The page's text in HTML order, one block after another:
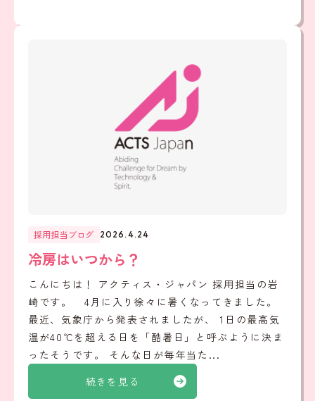
続きを見る
採用担当ブログ 2026.4.24
冷房はいつから？
こんにちは！ アクティス・ジャパン 採用担当の岩
崎です。 4月に入り徐々に暑くなってきました。
最近、気象庁から発表されましたが、 1日の最高気
温が40℃を超える日を「酷暑日」と呼ぶように決ま
ったそうです。 そんな日が毎年当た...